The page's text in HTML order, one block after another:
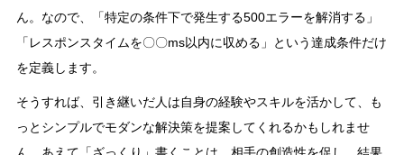
ん。なので、「特定の条件下で発生する500エラーを解消する」
「レスポンスタイムを〇〇ms以内に収める」という達成条件だけ
を定義します。
そうすれば、引き継いだ人は自身の経験やスキルを活かして、も
っとシンプルでモダンな解決策を提案してくれるかもしれませ
ん。あえて「ざっくり」書くことは、相手の創造性を促し、結果